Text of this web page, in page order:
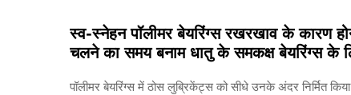
स्व-स्नेहन पॉलीमर बेयरिंग्स रखरखाव के कारण
चलने का समय बनाम धातु के समकक्ष बेयरिंग्स के
पॉलीमर बेयरिंग्स में ठोस लुब्रिकेंट्स को सीधे उनके अंदर निर्मित